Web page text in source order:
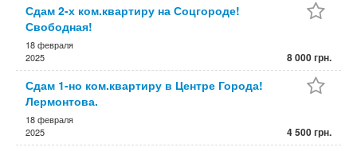
Сдам 2-х ком.квартиру на Соцгороде!
Свободная!
18 февраля
2025
8 000 грн.
Сдам 1-но ком.квартиру в Центре Города!
Лермонтова.
18 февраля
2025
4 500 грн.